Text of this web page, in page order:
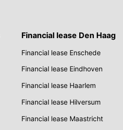
Financial lease Den Haag
Financial lease Enschede
Financial lease Eindhoven
Financial lease Haarlem
Financial lease Hilversum
Financial lease Maastricht